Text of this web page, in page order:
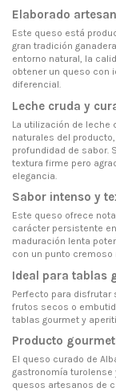
Elaborado
Este queso está
gran tradición
entorno natural, la
obtener un queso con
diferencial.
Leche cruda y
La utilización de leche
naturales del
profundidad de sabor.
textura firme pero
elegancia.
Sabor intenso y
Este queso ofrece
carácter persistente
maduración lenta
con un punto cremoso
Ideal para tablas
Perfecto para disfrutar
frutos secos o
tablas gourmet y
Producto
El queso curado de
gastronomía
quesos artesanos de